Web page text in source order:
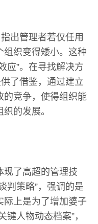
出管理者若仅任用
组织变得矮小。这种
应”。在寻找解决方
了借鉴，通过建立
的竞争，使得组织能
的发展。
现了高超的管理技
判策略”，强调的是
际上是为了增加婆子
键人物动态档案”，